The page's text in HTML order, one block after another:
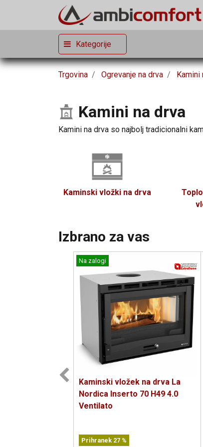
Kategorije
Trgovina Ogrevanje na drva Kamini
Kamini na drva
Kamini na drva so najbolj tradicionalni
Kaminski vložki na drva
Izbrano za vas
Na zalogi
Kaminski vložek na drva La
Nordica Inserto 70 H49 4.0
Ventilato
Prihranek 27 %